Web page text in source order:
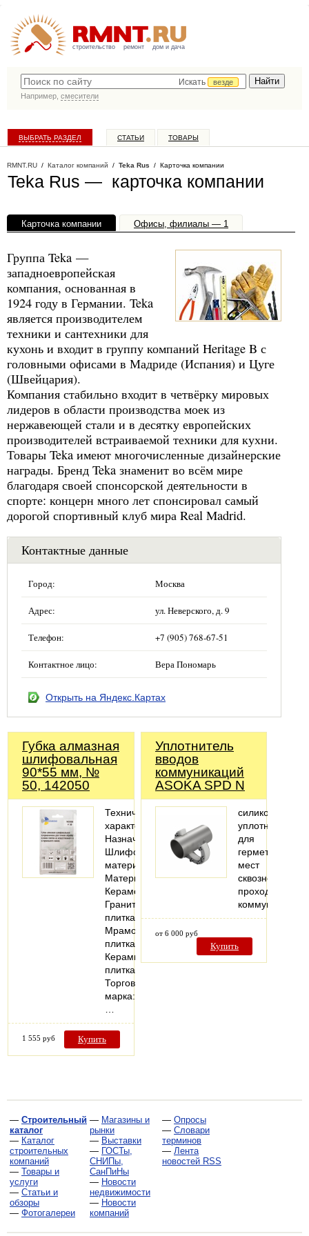
строительство ремонт дом и дача
Искать
везде
Например, смесители
ВЫБРАТЬ РАЗДЕЛ СТАТЬИ ТОВАРЫ
RMNT.RU / Каталог компаний / Teka Rus / Карточка компании
Teka Rus — карточка компании
Карточка компании Офисы, филиалы — 1
Группа Teka —
западноевропейская
компания, основанная в
1924 году в Германии. Teka
является производителем
техники и сантехники для
кухонь и входит в группу компаний Heritage B с
головными офисами в Мадриде (Испания) и Цуге
(Швейцария).
Компания стабильно входит в четвёрку мировых
лидеров в области производства моек из
нержавеющей стали и в десятку европейских
производителей встраиваемой техники для кухни.
Товары Teka имеют многочисленные дизайнерские
награды. Бренд Teka знаменит во всём мире
благодаря своей спонсорской деятельности в
спорте: концерн много лет спонсировал самый
дорогой спортивный клуб мира Real Madrid.
Контактные данные
Город: Москва
Адрес: ул. Неверского, д. 9
Телефон: +7 (905) 768-67-51
Контактное лицо: Вера Пономарь
Открыть на Яндекс.Картах
Губка алмазная
шлифовальная
90*55 мм, №
50, 142050
Технические
характеристики
Назначение:
Шлифовать
материал
Материалы:
Керамогранит;
Гранитная
плитка;
Мраморная
плитка;
Керамическая
плитка
Торговая
марка:
1 555 руб Купить
Уплотнитель
вводов
коммуникаций
ASOKA SPD N
силиконовый
уплотнитель
для
герметизации
мест
сквозного
прохода
коммуникаций
от 6 000 руб
Купить
— Строительный
каталог
— Каталог
строительных
компаний
— Товары и
услуги
— Статьи и
обзоры
— Фотогалереи
— Магазины и
рынки
— Выставки
— ГОСТы,
СНИПы,
СанПиНы
— Новости
недвижимости
— Новости
компаний
— Опросы
— Словари
терминов
— Лента
новостей RSS